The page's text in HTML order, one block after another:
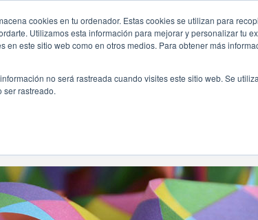
cookies en tu ordenador. Estas cookies se utilizan para
Utilizamos esta información para mejorar y personalizar tu
en este sitio web como en otros medios. Para obtener más
no será rastreada cuando visites este sitio web. Se
ser rastreado.
INICIO QUIÉNES
poco tiempo